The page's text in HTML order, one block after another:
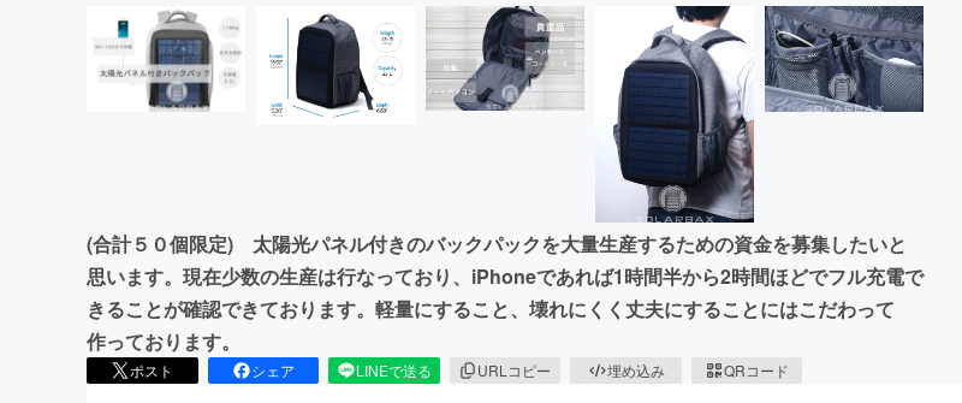
(合計５０個限定) 太陽光パネル付きのバックパックを大量生産するための資金を募集したいと
思います。現在少数の生産は行なっており、iPhoneであれば1時間半から2時間ほどでフル充電で
きることが確認できております。軽量にすること、壊れにくく丈夫にすることにはこだわって
作っております。
ポスト シェア LINEで送る URLコピー 埋め込み QRコード